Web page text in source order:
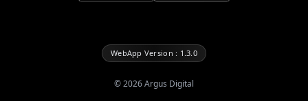
WebApp Version : 1.3.0
©2026Argus Digital